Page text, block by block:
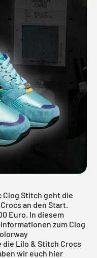
Clog Stitch geht die
an den Start.
Euro. In diesem
zum Clog
Lilo & Stitch Crocs
wir euch hier